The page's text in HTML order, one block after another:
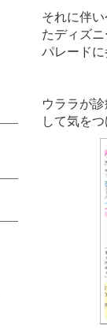
それに伴
たディズ
パレード
ウララが
して気を